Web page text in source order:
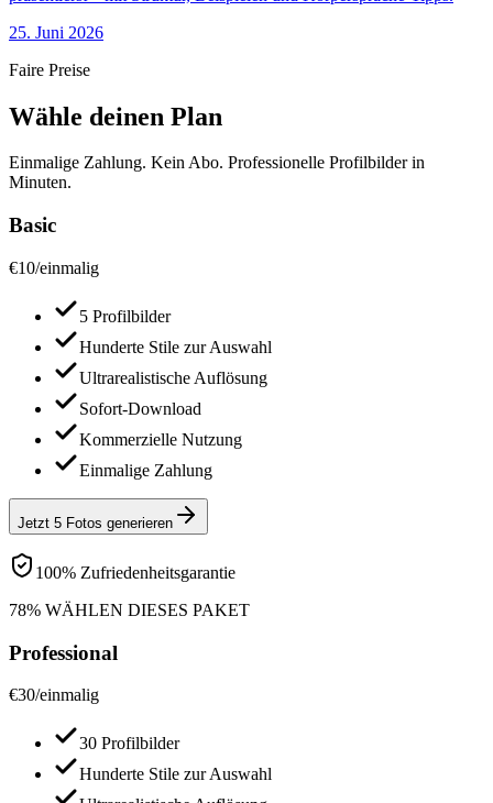
25. Juni 2026
Faire Preise
Wähle deinen Plan
Einmalige Zahlung. Kein Abo. Professionelle Profilbilder in
Minuten.
Basic
€10/einmalig
5 Profilbilder
Hunderte Stile zur Auswahl
Ultrarealistische Auflösung
Sofort-Download
Kommerzielle Nutzung
Einmalige Zahlung
Jetzt 5 Fotos generieren
100% Zufriedenheitsgarantie
78% WÄHLEN DIESES PAKET
Professional
€30/einmalig
30 Profilbilder
Hunderte Stile zur Auswahl